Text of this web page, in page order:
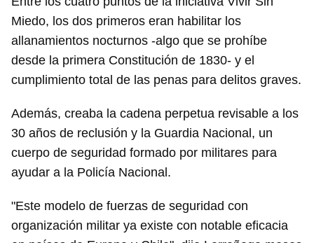
Miedo, los dos primeros eran habilitar los
allanamientos nocturnos -algo que se prohíbe
desde la primera Constitución de 1830- y el
cumplimiento total de las penas para delitos graves.
Además, creaba la cadena perpetua revisable a los
30 años de reclusión y la Guardia Nacional, un
cuerpo de seguridad formado por militares para
ayudar a la Policía Nacional.
"Este modelo de fuerzas de seguridad con
organización militar ya existe con notable eficacia